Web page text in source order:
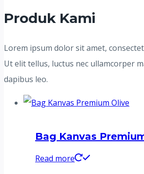
Produk Kami
Lorem ipsum dolor sit amet,
Ut elit tellus, luctus nec ullamcorper
dapibus leo.
Bag Kanvas
Read more